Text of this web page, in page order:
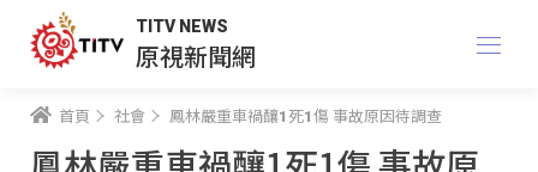
TITV NEWS
原視新聞網
首頁 社會 鳳林嚴重車禍釀1死1傷 事故原因待調查